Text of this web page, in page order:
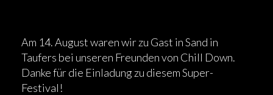
Am 14. August waren wir zu Gast in Sand in
Taufers bei unseren Freunden von Chill Down.
Danke für die Einladung zu diesem Super-
Festival!